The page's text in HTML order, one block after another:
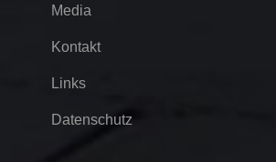
Media
Kontakt
Links
Datenschutz